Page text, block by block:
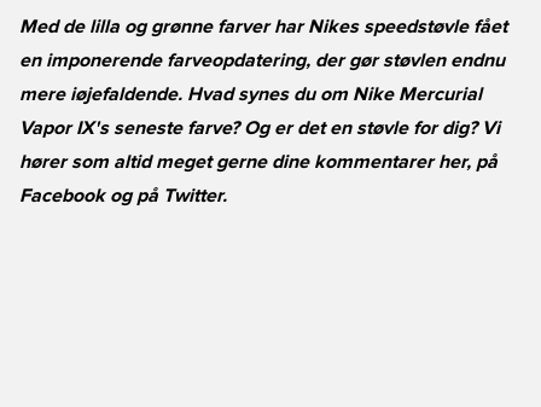
Med de lilla og grønne farver har Nikes speedstøvle fået
en imponerende farveopdatering, der gør støvlen endnu
mere iøjefaldende. Hvad synes du om Nike Mercurial
Vapor IX's seneste farve? Og er det en støvle for dig? Vi
hører som altid meget gerne dine kommentarer her, på
Facebookog på Twitter.